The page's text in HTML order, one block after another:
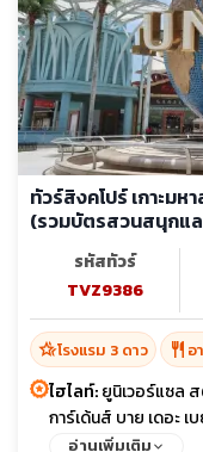
ทัวร์สิงคโปร์ เกาะมห
(รวมบัตรสวนสนุกแ
รหัสทัวร์
TVZ9386
hotel_classโรงแรม 3 ดาว restaurant อ
ไฮไลท์:ยูนิเวอร์แซล ส
การ์เด้นส์ บาย เดอะ
น้ำพุจีเวล น้ำพุแห่งควา
อ่านเพิ่มเติม